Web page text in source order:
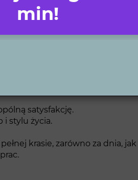
w
satysfakcję.
i stylu życia.
krasie, zarówno za dnia,
min!